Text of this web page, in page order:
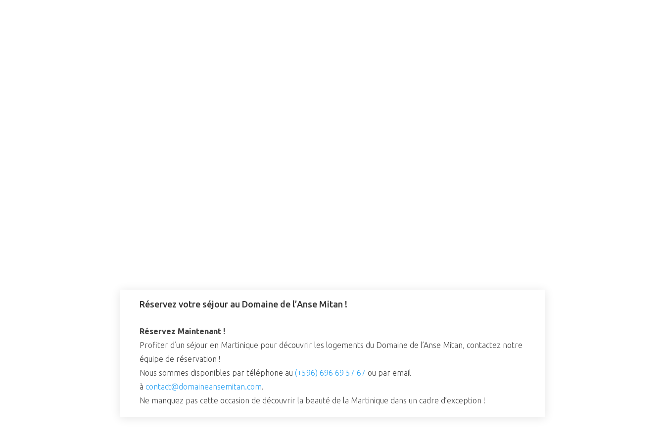
Réservez votre séjour au Domaine de l’Anse Mitan !
Réservez Maintenant !
Profiter d’un séjour en Martinique pour découvrir les logements du Domaine de l’Anse Mitan, contactez notre
équipe de réservation !
Nous sommes disponibles par téléphone au (+596) 696 69 57 67 ou par email
à contact@domaineansemitan.com.
Ne manquez pas cette occasion de découvrir la beauté de la Martinique dans un cadre d’exception !